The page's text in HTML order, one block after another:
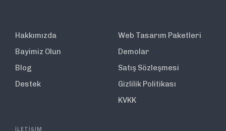
Hakkımızda
Bayimiz Olun
Blog
Destek
Web Tasarım Paketleri
Demolar
Satış Sözleşmesi
Gizlilik Politikası
KVKK
İLETİŞİM